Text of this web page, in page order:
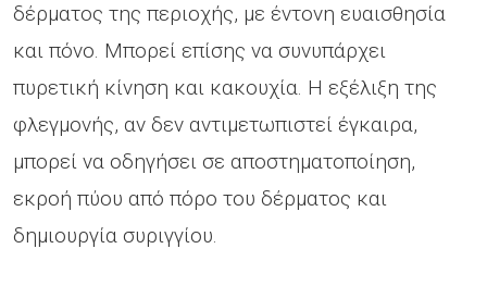
δέρματος της περιοχής, με έντονη ευαισθησία
και πόνο. Μπορεί επίσης να συνυπάρχει
πυρετική κίνηση και κακουχία. Η εξέλιξη της
φλεγμονής, αν δεν αντιμετωπιστεί έγκαιρα,
μπορεί να οδηγήσει σε αποστηματοποίηση,
εκροή πύου από πόρο του δέρματος και
δημιουργία συριγγίου.